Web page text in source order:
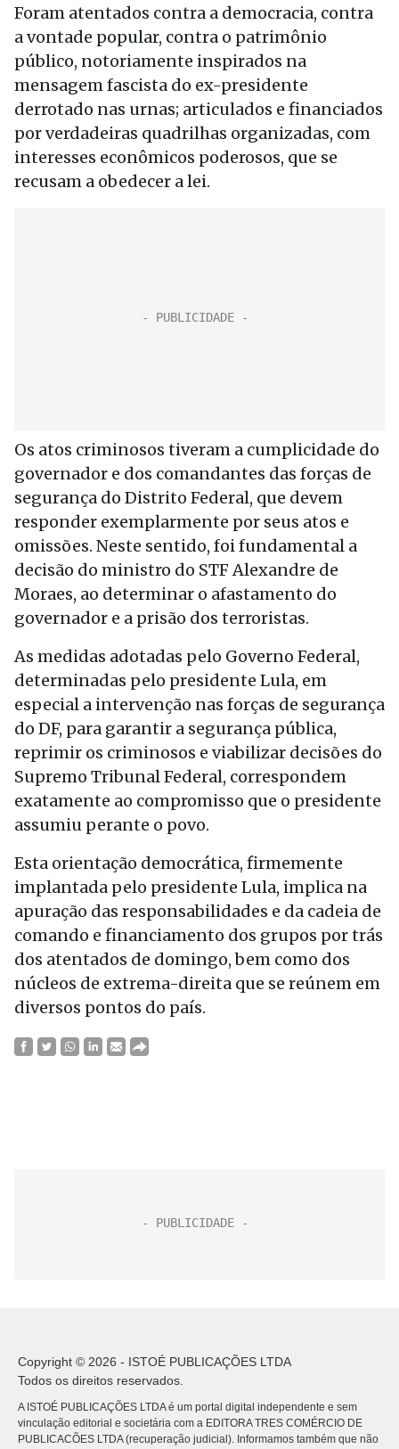
Foram atentados contra a democracia, contra
a vontade popular, contra o patrimônio
público, notoriamente inspirados na
mensagem fascista do ex-presidente
derrotado nas urnas; articulados e financiados
por verdadeiras quadrilhas organizadas, com
interesses econômicos poderosos, que se
recusam a obedecer a lei.
Os atos criminosos tiveram a cumplicidade do
governador e dos comandantes das forças de
segurança do Distrito Federal, que devem
responder exemplarmente por seus atos e
omissões. Neste sentido, foi fundamental a
decisão do ministro do STF Alexandre de
Moraes, ao determinar o afastamento do
governador e a prisão dos terroristas.
As medidas adotadas pelo Governo Federal,
determinadas pelo presidente Lula, em
especial a intervenção nas forças de segurança
do DF, para garantir a segurança pública,
reprimir os criminosos e viabilizar decisões do
Supremo Tribunal Federal, correspondem
exatamente ao compromisso que o presidente
assumiu perante o povo.
Esta orientação democrática, firmemente
implantada pelo presidente Lula, implica na
apuração das responsabilidades e da cadeia de
comando e financiamento dos grupos por trás
dos atentados de domingo, bem como dos
núcleos de extrema-direita que se reúnem em
diversos pontos do país.
Copyright © 2026 - ISTOÉ PUBLICAÇÕES LTDA
Todos os direitos reservados.
A ISTOÉ PUBLICAÇÕES LTDA é um portal digital independente e sem
vinculação editorial e societária com a EDITORA TRES COMÉRCIO DE
PUBLICACÕES LTDA (recuperação judicial). Informamos também que não